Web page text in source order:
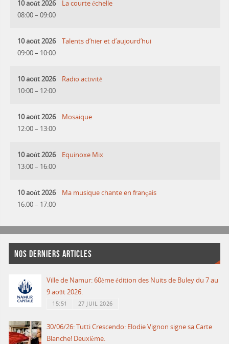
10 août 2026
08:00– 09:00
La courte échelle
10 août 2026
09:00– 10:00
Talents d’hier et d’aujourd’hui
10 août 2026
10:00– 12:00
Radio activité
10 août 2026
12:00– 13:00
Mosaique
10 août 2026
13:00– 16:00
Equinoxe Mix
10 août 2026
16:00– 17:00
Ma musique chante en français
NOS DERNIERS ARTICLES
Ville de Namur: 60ème édition des Nuits de Buley du 7 au
9 août 2026.
15:51 27 JUIL 2026
30/06/26: Tutti Crescendo: Elodie Vignon signe sa Carte
Blanche! Deuxième.